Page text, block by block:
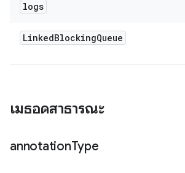
logs
LinkedBlockingQueue
เมธอดสาธารณะ
annotationType